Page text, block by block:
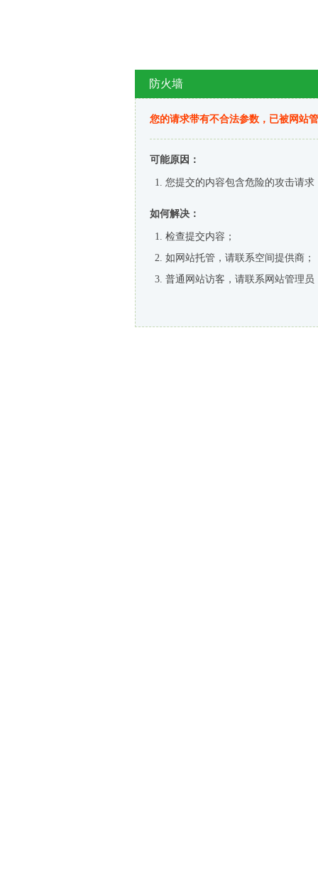
防火墙
您的请求带有不合法参数，已被网站
可能原因：
您提交的内容包含危险的攻击请求
如何解决：
检查提交内容；
如网站托管，请联系空间提供商；
普通网站访客，请联系网站管理员